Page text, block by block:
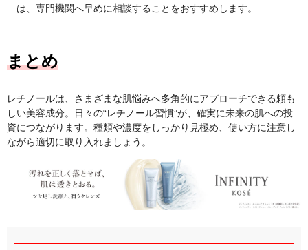
は、専門機関へ早めに相談することをおすすめします。
まとめ
レチノールは、さまざまな肌悩みへ多角的にアプローチできる頼も
しい美容成分。日々の“レチノール習慣”が、確実に未来の肌への投
資につながります。種類や濃度をしっかり見極め、使い方に注意し
ながら適切に取り入れましょう。